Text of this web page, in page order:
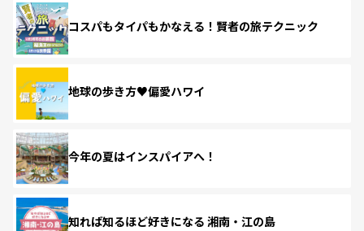
コスパもタイパもかなえる！賢者の旅テクニック
地球の歩き方♥偏愛ハワイ
今年の夏はインスパイアへ！
知れば知るほど好きになる 湘南・江の島